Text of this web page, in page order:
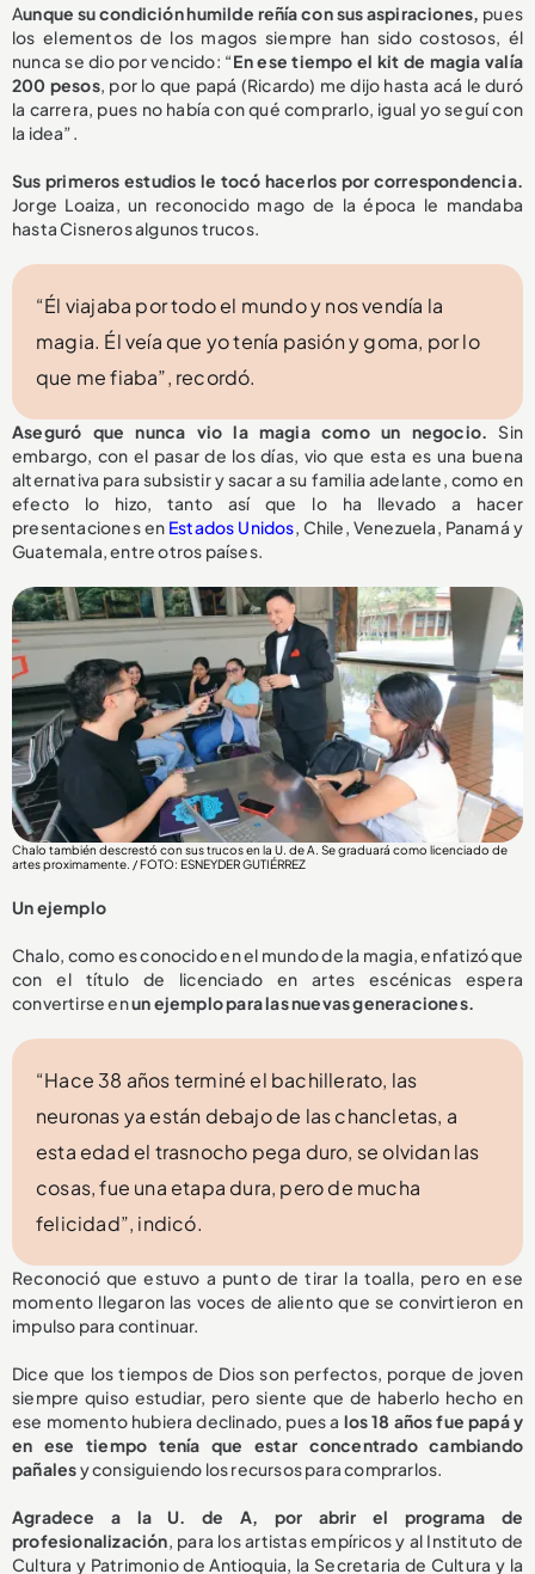
Aunque su condición humilde reñía con sus aspiraciones, pues
los elementos de los magos siempre han sido costosos, él
nunca se dio por vencido: “En ese tiempo el kit de magia valía
200 pesos, por lo que papá (Ricardo) me dijo hasta acá le duró
la carrera, pues no había con qué comprarlo, igual yo seguí con
la idea”.
Sus primeros estudios le tocó hacerlos por correspondencia.
Jorge Loaiza, un reconocido mago de la época le mandaba
hasta Cisneros algunos trucos.
“Él viajaba por todo el mundo y nos vendía la
magia. Él veía que yo tenía pasión y goma, por lo
que me fiaba”, recordó.
Aseguró que nunca vio la magia como un negocio.Sin
embargo, con el pasar de los días, vio que esta es una buena
alternativa para subsistir y sacar a su familia adelante, como en
efecto lo hizo, tanto así que lo ha llevado a hacer
presentaciones en Estados Unidos, Chile, Venezuela, Panamá y
Guatemala, entre otros países.
Chalo también descrestó con sus trucos en la U. de A. Se graduará como licenciado de
artes proximamente. / FOTO: ESNEYDER GUTIÉRREZ
Un ejemplo
Chalo, como es conocido en el mundo de la magia, enfatizó que
con el título de licenciado en artes escénicas espera
convertirse enun ejemplo para las nuevas generaciones.
“Hace 38 años terminé el bachillerato, las
neuronas ya están debajo de las chancletas, a
esta edad el trasnocho pega duro, se olvidan las
cosas, fue una etapa dura, pero de mucha
felicidad”, indicó.
Reconoció que estuvo a punto de tirar la toalla, pero en ese
momento llegaron las voces de aliento que se convirtieron en
impulso para continuar.
Dice que los tiempos de Dios son perfectos, porque de joven
siempre quiso estudiar, pero siente que de haberlo hecho en
ese momento hubiera declinado, pues a los 18 años fue papá y
en ese tiempo tenía que estar concentrado cambiando
pañalesy consiguiendo los recursos para comprarlos.
Agradece a la U. de A, por abrir el programa de
profesionalización, para los artistas empíricos y al Instituto de
Cultura y Patrimonio de Antioquia, la Secretaria de Cultura y la